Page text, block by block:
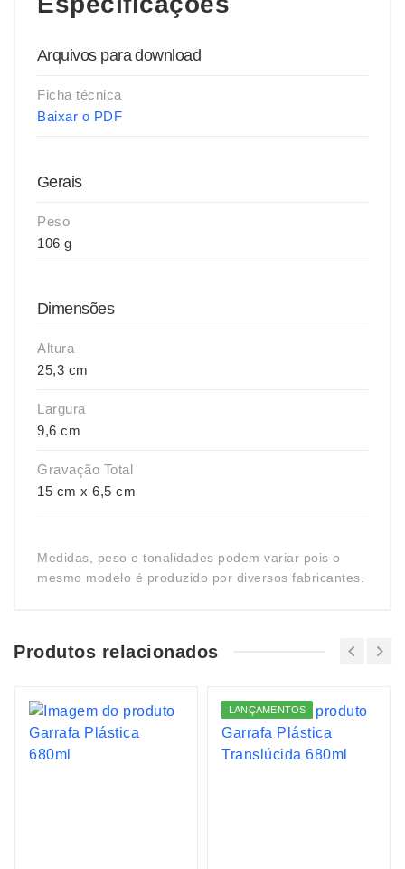
Arquivos para download
Ficha técnica
Baixar o PDF
Gerais
Peso
106 g
Dimensões
Altura
25,3 cm
Largura
9,6 cm
Gravação Total
15 cm x 6,5 cm
Medidas, peso e tonalidades podem variar pois o
mesmo modelo é produzido por diversos fabricantes.
Produtos relacionados
LANÇAMENTOS